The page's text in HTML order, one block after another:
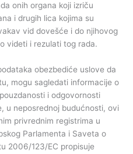
onih organa koji izriču
i drugih lica kojima su
vid dovešće i do njihovog
videti i rezulati tog rada.
obezbediće uslove da
mogu sagledati informacije o
i odgovornosti
u neposrednoj budućnosti, ovi
privrednim registrima u
Parlamenta i Saveta o
2006/123/EC propisuje